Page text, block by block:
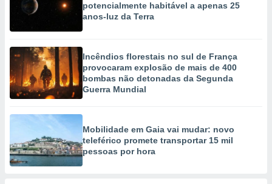
potencialmente habitável a apenas 25
anos-luz da Terra
Incêndios florestais no sul de França
provocaram explosão de mais de 400
bombas não detonadas da Segunda
Guerra Mundial
Mobilidade em Gaia vai mudar: novo
teleférico promete transportar 15 mil
pessoas por hora